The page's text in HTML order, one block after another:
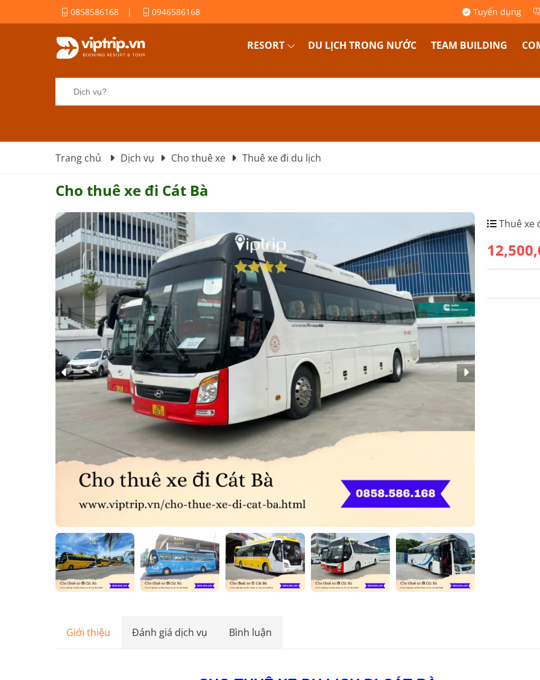
0858586168 | 0946586168 Tuyển dụng
RESORT DU LỊCH TRONG NƯỚC TEAM BUILDING
Trang chủ Dịch vụ Cho thuê xe Thuê xe đi du lịch
Cho thuê xe đi Cát Bà
Thuê xe
Giới thiệu Đánh giá dịch vụ Bình luận